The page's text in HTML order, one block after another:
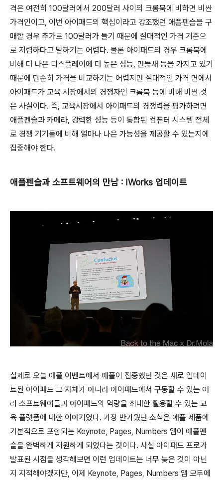
격은 여전히 100달러에서 200달러 사이의 크롬북에 비하면 비싼
가격인이고, 이번 아이패드의 핵심이라고 강조했던 애플펜슬을 구
매할 경우 추가로 100달러가 들기 때문에 절대적인 가격 기준으
로 저렴하다고 말하기는 어렵다. 물론 아이패드의 경우 크롬북에
비해 더 나은 디스플레이에 더 높은 성능, 만듦새 등을 가지고 있기
때문에 단순히 가격을 비교하기는 어렵지만 절대적인 가격 면에서
아이패드가 교육 시장에서의 경쟁자인 크롬북 등에 비해 비싼 것
은 사실이다. 즉, 교육시장에서 아이패드의 경쟁력을 평가하려면
애플펜슬과 카메라, 강력한 성능 등이 통합된 컴퓨터 시스템 전체
로 경쟁 기기들에 비해 얼마나 나은 가능성을 제공할 수 있는지에
집중해야 한다.
애플펜슬과 소프트웨어의 만남 : iWorks 업데이트
실제로 오늘 애플 이벤트에서 애플이 집중했던 것은 새로 업데이
트된 아이패드 그 자체가 아니라 아이패드에서 구동할 수 있는 여
러 소프트웨어들과 아이패드의 역량을 최대한 활용할 수 있는 교
육 플랫폼에 대한 이야기였다. 가장 반가웠던 소식은 애플 제품에
기본적으로 포함되는 Keynote, Pages, Numbers 앱이 애플펜
슬을 완벽하게 지원하게 되었다는 것이다. 사실 아이패드 프로가
발표된 시점을 생각해보면 이런 업데이트는 너무 늦은 것이 아닌
지 지적해야겠지만, 이제 Keynote, Pages, Numbers 앱 모두에